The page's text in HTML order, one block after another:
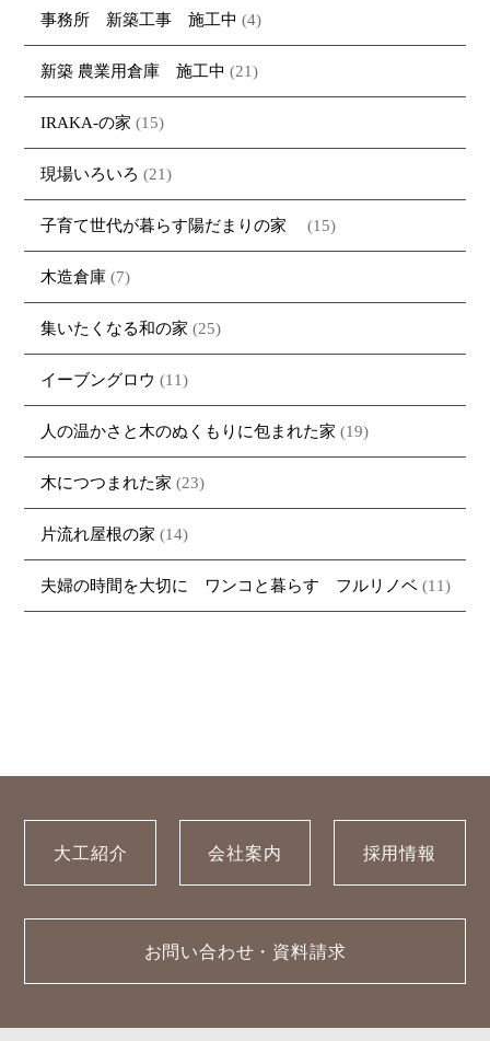
事務所 新築工事 施工中 (4)
新築 農業用倉庫 施工中 (21)
IRAKA-の家 (15)
現場いろいろ (21)
子育て世代が暮らす陽だまりの家 (15)
木造倉庫 (7)
集いたくなる和の家 (25)
イーブングロウ (11)
人の温かさと木のぬくもりに包まれた家 (19)
木につつまれた家 (23)
片流れ屋根の家 (14)
夫婦の時間を大切に ワンコと暮らす フルリノベ (11)
大工紹介 会社案内 採用情報
お問い合わせ・資料請求